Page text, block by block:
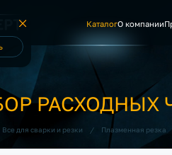
КаталогО компании
Все для сварки и резки / Плазменная резка